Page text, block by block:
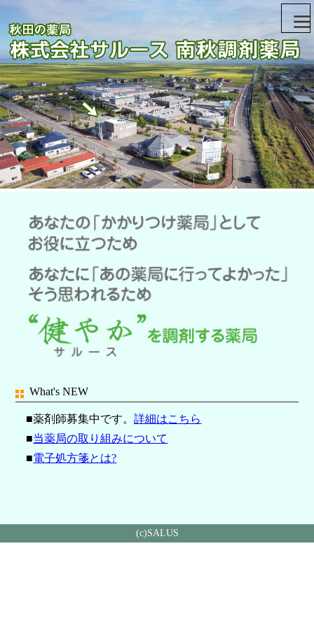
What's NEW
■薬剤師募集中です。詳細はこちら
■当薬局の取り組みについて
■電子処方箋とは?
(c)SALUS